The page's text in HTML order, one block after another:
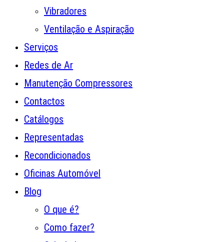
Vibradores
Ventilação e Aspiração
Serviços
Redes de Ar
Manutenção Compressores
Contactos
Catálogos
Representadas
Recondicionados
Oficinas Automóvel
Blog
O que é?
Como fazer?